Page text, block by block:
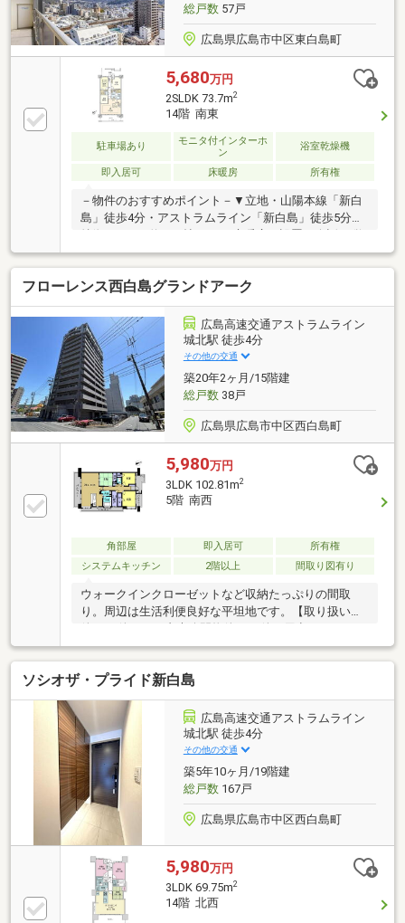
総戸数57戸
広島県広島市中区東白島町
5,680万円
2SLDK 73.7m2
14階 南東
駐車場あり
モニタ付インターホ
ン
浴室乾燥機
即入居可 床暖房 所有権
－物件のおすすめポイント－▼立地・山陽本線「新白
島」徒歩4分・アストラムライン「新白島」徒歩5分▼
特徴・LDKは約16.9帖、LDに床暖房を設置・会話が弾
む対面式キッチン・ペット飼育可能（細則有）・納戸
約6帖はWIC・窓付で多用途に活用可能・南東向きバル
コニー、眺望良好▼設備・浴室乾燥機・TVモニタ付イ
ンターホン・スロップシンク・宅配BOX▼周辺環境・
フジ白島店 徒歩4分(約300m)・広島市立白島小学校 徒
歩6分(約430m)■ ご希望の住まい探しをお手伝いしま
す ━━━━━・・・物件の詳細・ご相談はお気軽にお
問い合わせください。
フローレンス西白島グランドアーク
広島高速交通アストラムライン
城北駅 徒歩4分
その他の交通
築20年2ヶ月/15階建
総戸数38戸
広島県広島市中区西白島町
5,980万円
3LDK 102.81m2
5階 南西
角部屋 即入居可
所有権
システムキッチン
2階以上 間取り図有り
ウォークインクローゼットなど収納たっぷりの間取
り。周辺は生活利便良好な平坦地です。【取り扱い物
件7087件 その内未公開物件3094件ご用意していま
す】日東リバティのホームページもぜひご覧くださ
い。https://www.nitto-f.com/〇広島市立白島小学校ま
で 徒歩6分〇広島市立幟町中学校まで 徒歩19分〇
基町保育園まで 徒歩6分〇セブンイレブン 広島西白
島町店まで 徒歩5分〇マルナカ 白島店まで 徒歩4分
〇ウォンツ 白島店まで 徒歩3分〇AL城北駅まで 徒
歩4分〇JR新白島駅まで 徒歩5分
ソシオザ・プライド新白島
広島高速交通アストラムライン
城北駅 徒歩4分
その他の交通
築5年10ヶ月/19階建
総戸数167戸
広島県広島市中区西白島町
5,980万円
3LDK 69.75m2
14階 北西